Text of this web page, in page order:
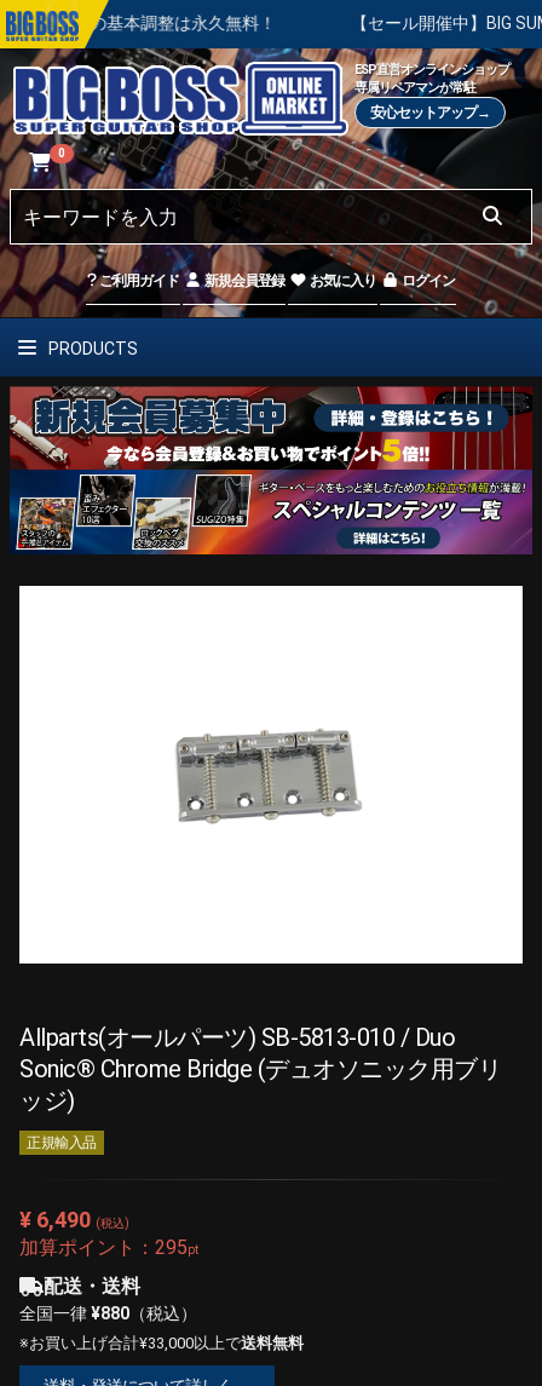
の基本調整は永久無料！ 【セール開催中】BIG SUMMER
ESP直営オンラインショップ
専属リペアマンが常駐
安心セットアップ→
0
ご利用ガイド 新規会員登録 お気に入り ログイン
PRODUCTS
Allparts(オールパーツ) SB-5813-010 / Duo
Sonic® Chrome Bridge (デュオソニック用ブリ
ッジ)
正規輸入品
¥ 6,490 (税込)
加算ポイント： 295pt
配送・送料
全国一律¥880 （税込）
※お買い上げ合計¥33,000以上で送料無料